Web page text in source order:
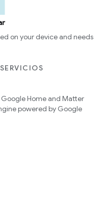
on your device and needs
Home and Matter
powered by Google